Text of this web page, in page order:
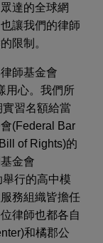
達的全球網
讓我們的律師
限制。
師基金會
用心。我們所
習名額給當
(Federal Bar
of Rights)的
金會
行的高中模
務組織皆擔任
律師也都各自
和橘郡公